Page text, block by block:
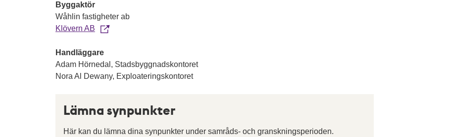
Byggaktör
Wåhlin fastigheter ab
Klövern AB
Handläggare
Adam Hörnedal, Stadsbyggnadskontoret
Nora Al Dewany, Exploateringskontoret
Lämna synpunkter
Här kan du lämna dina synpunkter under samråds- och granskningsperioden.